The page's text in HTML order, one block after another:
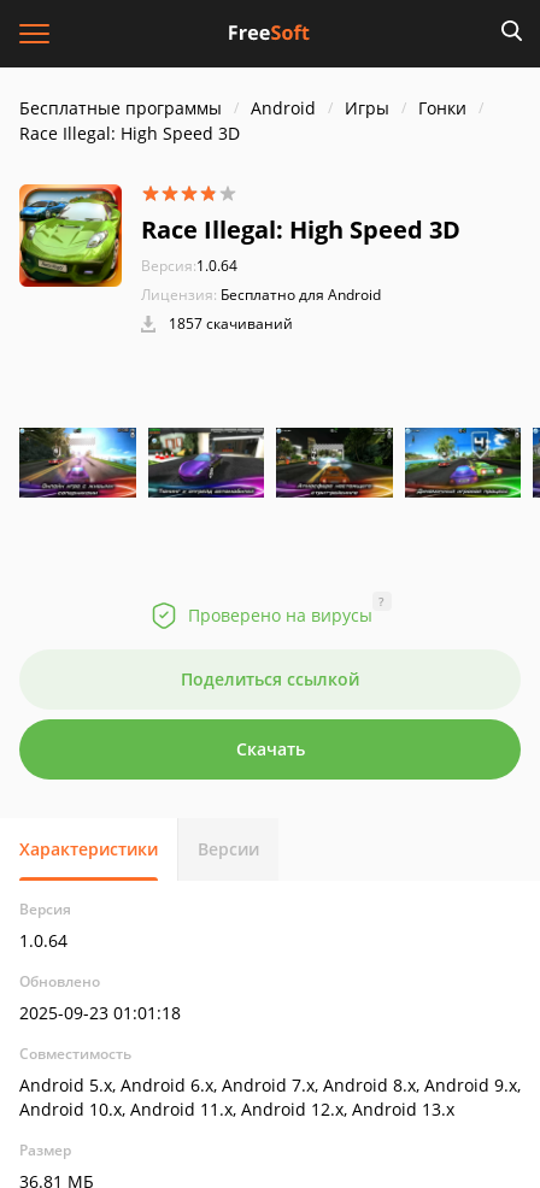
Бесплатные программы Android Игры
Гонки
Race Illegal: High Speed 3D
Race Illegal: High Speed 3D
Версия:1.0.64
Лицензия: Бесплатно для Android
1857 скачиваний
Проверено на вирусы
?
Поделиться ссылкой
Скачать
Характеристики Версии
Версия
1.0.64
Обновлено
2025-09-23 01:01:18
Совместимость
Android 5.x, Android 6.x, Android 7.x, Android 8.x, Android 9.x,
Android 10.x, Android 11.x, Android 12.x, Android 13.x
Размер
36.81 МБ